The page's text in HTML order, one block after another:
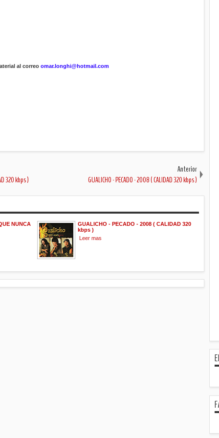
al correo omar.longhi@hotmail.com
320 kbps )
Anterior
GUALICHO - PECADO - 2008 ( CALIDAD 320 kbps )
NUNCA
GUALICHO - PECADO - 2008 ( CALIDAD 320
kbps )
Leer mas